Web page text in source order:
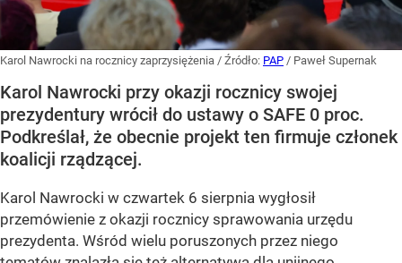
Karol Nawrocki na rocznicy zaprzysiężenia / Źródło: PAP / Paweł Supernak
Karol Nawrocki przy okazji rocznicy swojej
prezydentury wrócił do ustawy o SAFE 0 proc.
Podkreślał, że obecnie projekt ten firmuje członek
koalicji rządzącej.
Karol Nawrocki w czwartek 6 sierpnia wygłosił
przemówienie z okazji rocznicy sprawowania urzędu
prezydenta. Wśród wielu poruszonych przez niego